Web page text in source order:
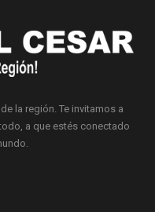
la región. Te invitamos a
a que estés conectado